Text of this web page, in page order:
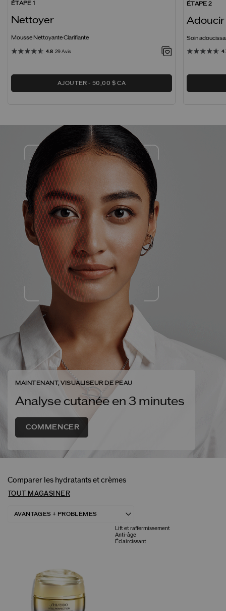
ÉTAPE 1
Nettoyer
Mousse Nettoyante Clarifiante
4.8 29 Avis
AJOUTER 50,00 $ CA
ÉTAPE 2
Adoucir
Soin
MAINTENANT, VISUALISEUR DE PEAU
Analyse cutanée en 3 minutes
COMMENCER
Comparer les hydratants et crèmes
TOUT MAGASINER
Lift et raffermissement
Anti-âge
Éclaircissant